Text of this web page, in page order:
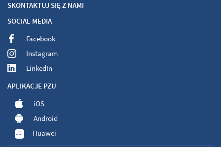
SKONTAKTUJ SIĘ Z NAMI
SOCIAL MEDIA
Facebook
Instagram
LinkedIn
APLIKACJE PZU
iOS
Android
Huawei